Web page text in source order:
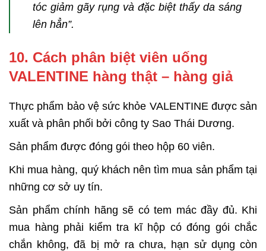
tóc giảm gãy rụng và đặc biệt thấy da sáng
lên hẳn”.
10. Cách phân biệt viên uống
VALENTINE hàng thật – hàng giả
Thực phẩm bảo vệ sức khỏe VALENTINE được sản
xuất và phân phối bởi công ty Sao Thái Dương.
Sản phẩm được đóng gói theo hộp 60 viên.
Khi mua hàng, quý khách nên tìm mua sản phẩm tại
những cơ sở uy tín.
Sản phẩm chính hãng sẽ có tem mác đầy đủ. Khi
mua hàng phải kiểm tra kĩ hộp có đóng gói chắc
chắn không, đã bị mở ra chưa, hạn sử dụng còn